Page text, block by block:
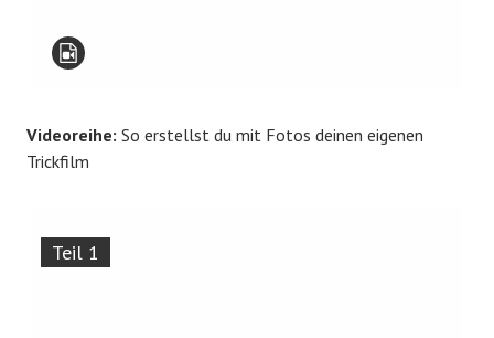
Videoreihe: So erstellst du mit Fotos deinen eigenen
Trickfilm
Teil 1